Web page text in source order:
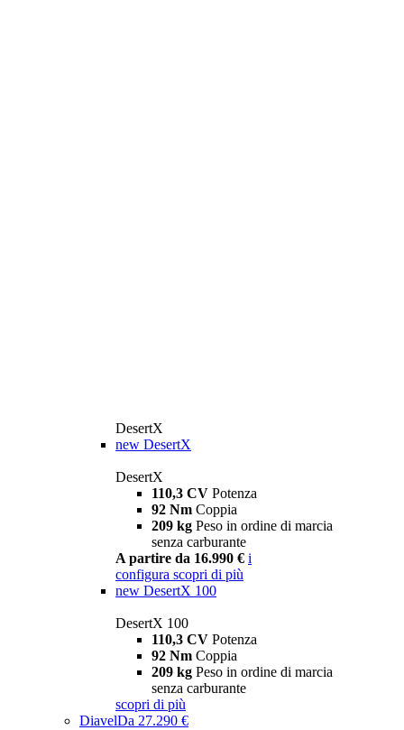
DesertX
new DesertX
DesertX
110,3 CV Potenza
92 Nm Coppia
209 kg Peso in ordine di marcia
senza carburante
A partire da 16.990 € i
configura scopri di più
new DesertX 100
DesertX 100
110,3 CV Potenza
92 Nm Coppia
209 kg Peso in ordine di marcia
senza carburante
scopri di più
DiavelDa 27.290 €